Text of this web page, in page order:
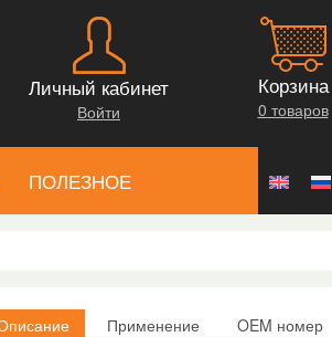
Личный кабинет
Войти
Корзина
0 товаров
ПОЛЕЗНОЕ
Применение
OEM номер